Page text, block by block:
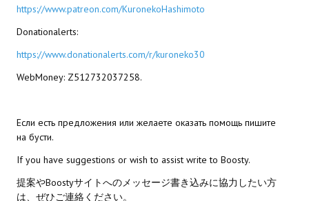
Немного героев меча и магии
REBalance
Doom 3 Remaster Fan Edition
X2 - The Threat Remaster Fan Edition
Quake III Arena Remaster Fan Edition
https://www.patreon.com/KuronekoHashimoto
Donationalerts:
https://www.donationalerts.com/r/kuroneko30
WebMoney: Z512732037258.
Если есть предложения или желаете оказать помощь пишите
на бусти.
If you have suggestions or wish to assist write to Boosty.
提案やBoostyサイトへのメッセージ書き込みに協力したい方
は、ぜひご連絡ください。